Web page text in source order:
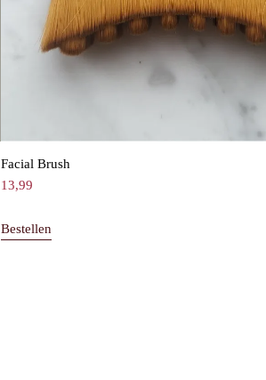
Facial Brush
13,99
Bestellen